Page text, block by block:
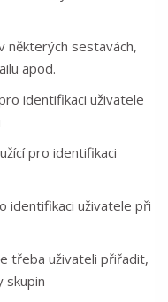
některých sestavách,
apod.
identifikaci uživatele
pro identifikaci
identifikaci uživatele při
třeba uživateli přiřadit,
skupin